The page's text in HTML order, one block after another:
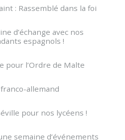
: Rassemblé dans la foi
d’échange avec nos
espagnols !
pour l’Ordre de Malte
allemand
pour nos lycéens !
semaine d’événements